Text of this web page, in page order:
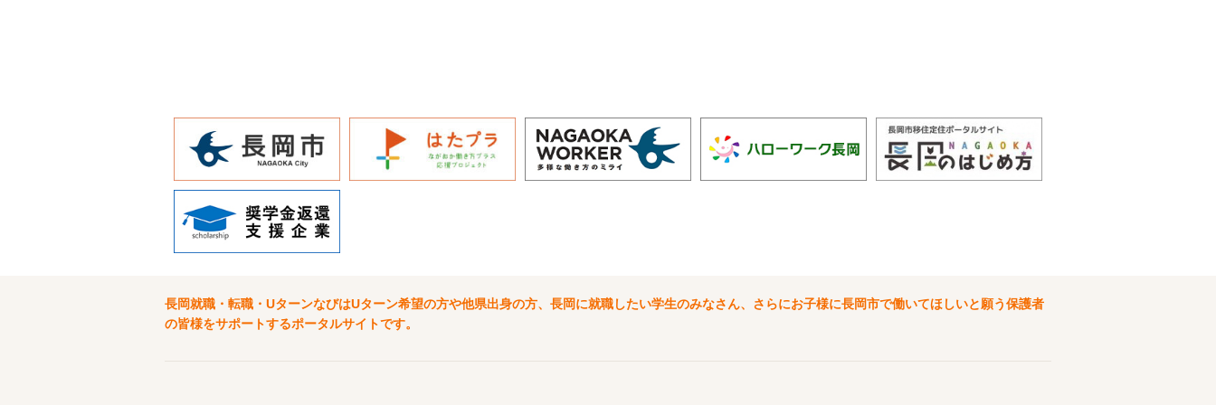
長岡就職・転職・UターンなびはUターン希望の方や他県出身の方、長岡に就職したい学生のみなさん、さらにお子様に長岡市で働いてほしいと願う保護者
の皆様をサポートするポータルサイトです。